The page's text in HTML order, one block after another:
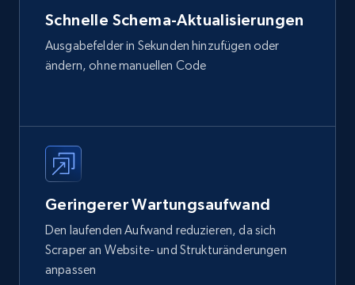
Schnelle Schema-Aktualisierungen
Ausgabefelder in Sekunden hinzufügen oder
ändern, ohne manuellen Code
Geringerer Wartungsaufwand
Den laufenden Aufwand reduzieren, da sich
Scraper an Website- und Strukturänderungen
anpassen